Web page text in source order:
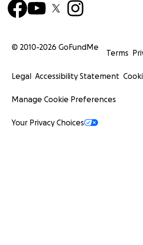
© 2010-2026 GoFundMe
Terms
Legal Accessibility Statement
Manage Cookie Preferences
Your Privacy Choices